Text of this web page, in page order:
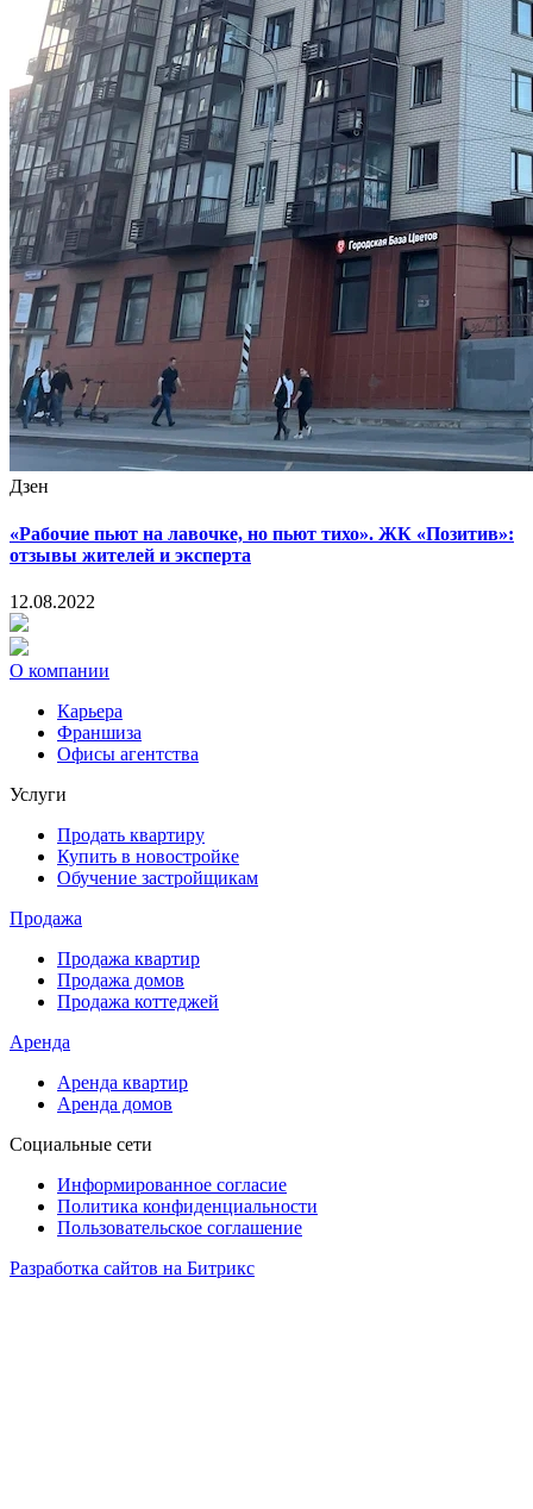
Дзен
«Рабочие пьют на лавочке, но пьют тихо». ЖК «Позитив»:
отзывы жителей и эксперта
12.08.2022
О компании
Карьера
Франшиза
Офисы агентства
Услуги
Продать квартиру
Купить в новостройке
Обучение застройщикам
Продажа
Продажа квартир
Продажа домов
Продажа коттеджей
Аренда
Аренда квартир
Аренда домов
Социальные сети
Информированное согласие
Политика конфиденциальности
Пользовательское соглашение
Разработка сайтов на Битрикс